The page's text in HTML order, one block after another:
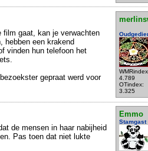
4.789
OTindex:
3.325
film gaat, kan je verwachten
hebben een krakend
vinden hun telefoon het
gepraat werd voor
Emmo
Stamgast
de mensen in haar nabijheid
Pas toen dat niet lukte